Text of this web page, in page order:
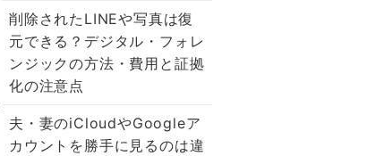
削除されたLINEや写真は復
元できる？デジタル・フォレ
ンジックの方法・費用と証拠
化の注意点
夫・妻のiCloudやGoogleア
カウントを勝手に見るのは違